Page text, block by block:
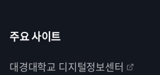
주요 사이트
대경대학교 디지털정보센터